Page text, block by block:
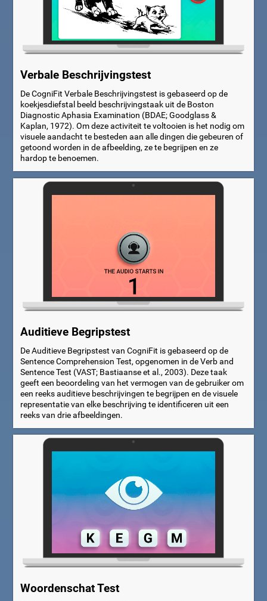
Verbale Beschrijvingstest
De CogniFit Verbale Beschrijvingstest is gebaseerd op de
koekjesdiefstal beeld beschrijvingstaak uit de Boston
Diagnostic Aphasia Examination (BDAE; Goodglass &
Kaplan, 1972). Om deze activiteit te voltooien is het nodig om
visuele aandacht te besteden aan alle dingen die gebeuren of
getoond worden in de afbeelding, ze te begrijpen en ze
hardop te benoemen.
Auditieve Begripstest
De Auditieve Begripstest van CogniFit is gebaseerd op de
Sentence Comprehension Test, opgenomen in de Verb and
Sentence Test (VAST; Bastiaanse et al., 2003). Deze taak
geeft een beoordeling van het vermogen van de gebruiker om
een reeks auditieve beschrijvingen te begrijpen en de visuele
representatie van elke beschrijving te identificeren uit een
reeks van drie afbeeldingen.
Woordenschat Test